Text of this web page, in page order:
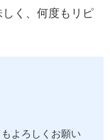
く、何度もリピ
よろしくお願い